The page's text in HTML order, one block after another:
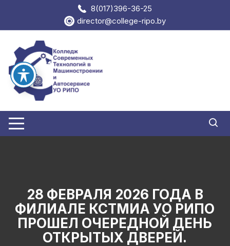
содержимому
8(017)396-36-25
director@college-ripo.by
28 ФЕВРАЛЯ 2026 ГОДА В
ФИЛИАЛЕ КСТМИА УО РИПО
ПРОШЕЛ ОЧЕРЕДНОЙ ДЕНЬ
ОТКРЫТЫХ ДВЕРЕЙ.